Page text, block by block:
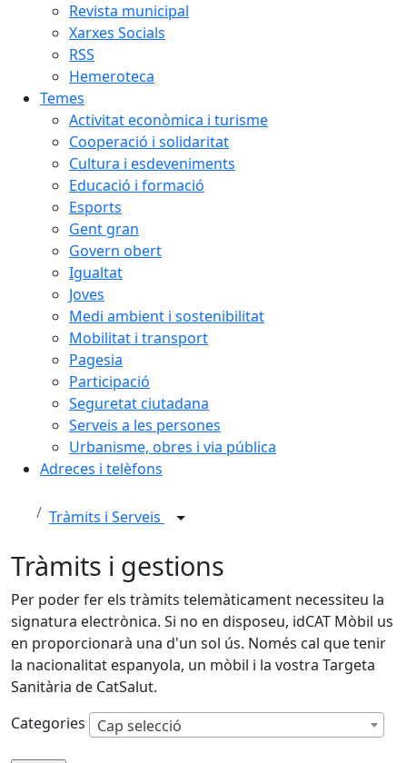
Revista municipal
Xarxes Socials
RSS
Hemeroteca
Temes
Activitat econòmica i turisme
Cooperació i solidaritat
Cultura i esdeveniments
Educació i formació
Esports
Gent gran
Govern obert
Igualtat
Joves
Medi ambient i sostenibilitat
Mobilitat i transport
Pagesia
Participació
Seguretat ciutadana
Serveis a les persones
Urbanisme, obres i via pública
Adreces i telèfons
Tràmits i Serveis
Tràmits i gestions
Per poder fer els tràmits telemàticament necessiteu la
signatura electrònica. Si no en disposeu, idCAT Mòbil us
en proporcionarà una d'un sol ús. Només cal que tenir
la nacionalitat espanyola, un mòbil i la vostra Targeta
Sanitària de CatSalut.
Categories
Cap selecció